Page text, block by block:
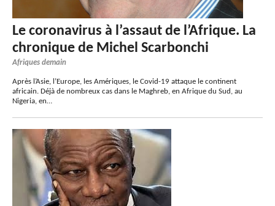
Le coronavirus à l’assaut de l’Afrique. La
chronique de Michel Scarbonchi
Afriques demain
Après l’Asie, l’Europe, les Amériques, le Covid-19 attaque le continent
africain. Déjà de nombreux cas dans le Maghreb, en Afrique du Sud, au
Nigeria, en…